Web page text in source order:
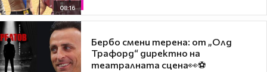
08:16
Бербо смени терена: от „Олд
Трафорд“ директно на
театралната сцена👀⚽